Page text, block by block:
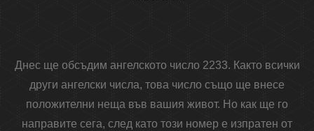
Днес ще обсъдим ангелското число 2233. Както всички
други ангелски числа, това число също ще внесе
положителни неща във вашия живот. Но как ще го
направите сега, след като този номер е изпратен от